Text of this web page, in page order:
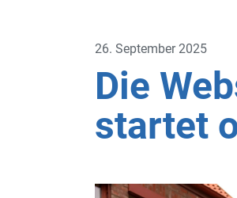
26. September 2025
Die
startet